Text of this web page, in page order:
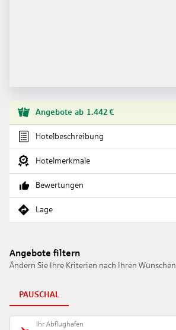
Angebote ab 1.442 €
Hotelbeschreibung
Hotelmerkmale
Bewertungen
Lage
Angebote filtern
Ändern Sie Ihre Kriterien nach Ihren Wünschen
PAUSCHAL
Ihr Abflughafen